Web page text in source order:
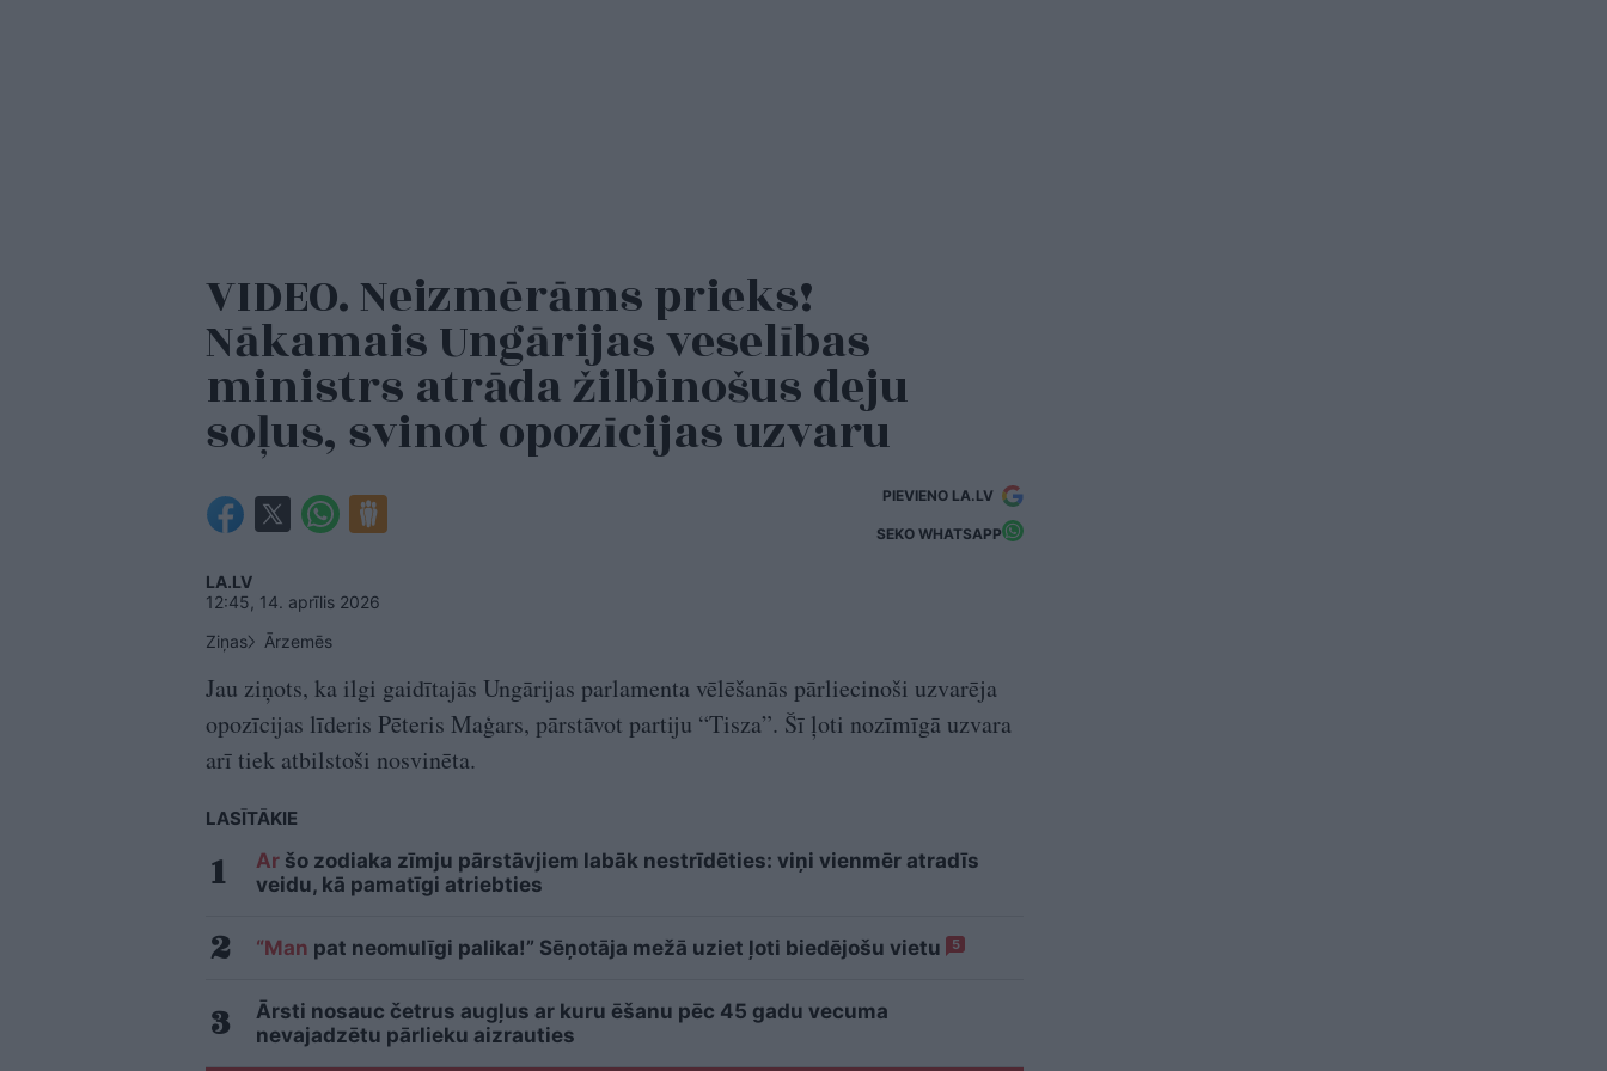
VIDEO. Neizmērāms prieks!
Nākamais Ungārijas veselības
ministrs atrāda žilbinošus deju
soļus, svinot opozīcijas uzvaru
PIEVIENO LA.LV
SEKO WHATSAPP
LA.LV
12:45, 14. aprīlis 2026
Ziņas
Ārzemēs
Jau ziņots, ka ilgi gaidītajās Ungārijas parlamenta vēlēšanās pārliecinoši uzvarēja
opozīcijas līderis Pēteris Maģars, pārstāvot partiju “Tisza”. Šī ļoti nozīmīgā uzvara
arī tiek atbilstoši nosvinēta.
LASĪTĀKIE
Ar šo zodiaka zīmju pārstāvjiem labāk nestrīdēties: viņi vienmēr atradīs
veidu, kā pamatīgi atriebties
“Man pat neomulīgi palika!” Sēņotāja mežā uziet ļoti biedējošu vietu 5
Ārsti nosauc četrus augļus ar kuru ēšanu pēc 45 gadu vecuma
nevajadzētu pārlieku aizrauties